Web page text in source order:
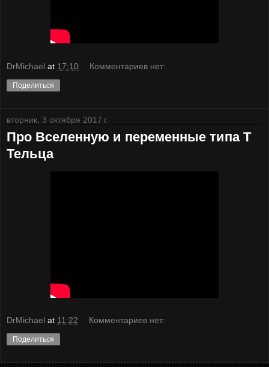
DrMichael at 17:10 Комментариев нет:
Поделиться
вторник, 3 октября 2017 г.
Про Вселенную и переменные типа Т
Тельца
DrMichael at 11:22 Комментариев нет:
Поделиться